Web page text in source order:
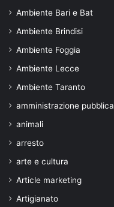
Ambiente Bari e Bat
Ambiente Brindisi
Ambiente Foggia
Ambiente Lecce
Ambiente Taranto
amministrazione pubblica
animali
arresto
arte e cultura
Article marketing
Artigianato